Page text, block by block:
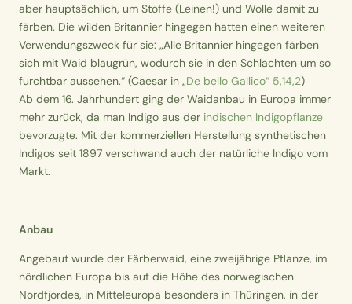
aber hauptsächlich, um Stoffe (Leinen!) und Wolle damit zu
färben. Die wilden Britannier hingegen hatten einen weiteren
Verwendungszweck für sie: „Alle Britannier hingegen färben
sich mit Waid blaugrün, wodurch sie in den Schlachten um so
furchtbar aussehen.“ (Caesar in „De bello Gallico“ 5,14,2)
Ab dem 16. Jahrhundert ging der Waidanbau in Europa immer
mehr zurück, da man Indigo aus der indischen Indigopflanze
bevorzugte. Mit der kommerziellen Herstellung synthetischen
Indigos seit 1897 verschwand auch der natürliche Indigo vom
Markt.
Anbau
Angebaut wurde der Färberwaid, eine zweijährige Pflanze, im
nördlichen Europa bis auf die Höhe des norwegischen
Nordfjordes, in Mitteleuropa besonders in Thüringen, in der